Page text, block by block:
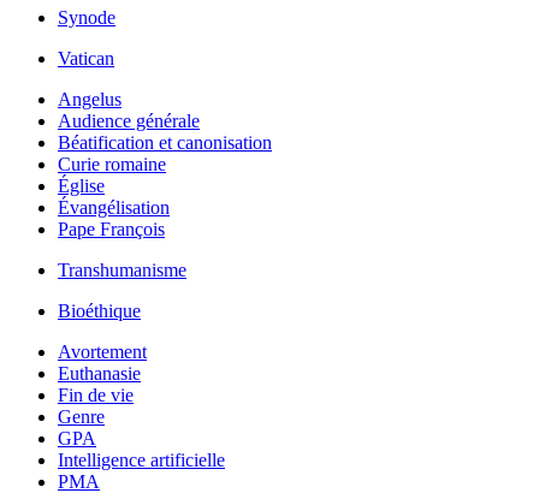
Synode
Vatican
Angelus
Audience générale
Béatification et canonisation
Curie romaine
Église
Évangélisation
Pape François
Transhumanisme
Bioéthique
Avortement
Euthanasie
Fin de vie
Genre
GPA
Intelligence artificielle
PMA